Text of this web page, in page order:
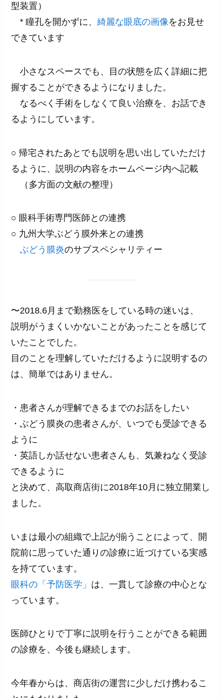
型装置）
* 瞳孔を開かずに、綺麗な眼底の画像 をお見せ
できています
小さなスペースでも、目の状態を広く詳細に把
握することができるようになりました。
なるべく手術をしなくて良い治療を、お話でき
るようにしています。
○ 帰宅されたあとでも説明を思い出していただけ
るように、説明の内容をホームページ内へ記載
（多方面の文献の整理）
○ 眼科手術専門医師との連携
○ 九州大学ぶどう膜外来との連携
ぶどう膜炎のサブスペシャリティー
〜2018.6月まで勤務医をしている時の迷いは、
説明がうまくいかないことがあったことを感じて
いたことでした。
目のことを理解していただけるように説明するの
は、簡単ではありません。
・患者さんが理解できるまでのお話をしたい
・ぶどう膜炎の患者さんが、いつでも受診できる
ように
・英語しか話せない患者さんも、気兼ねなく受診
できるように
と決めて、高取商店街に2018年10月に独立開業し
ました。
いまは最小の組織で上記が揃うことによって、開
院前に思っていた通りの診療に近づけている実感
を持てています。
眼科の「予防医学」 は、一貫して診療の中心とな
っています。
医師ひとりで丁寧に説明を行うことができる範囲
の診療を、今後も継続します。
今年春からは、商店街の運営に少しだけ携わるこ